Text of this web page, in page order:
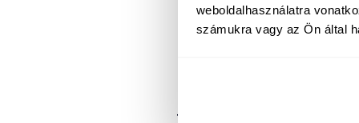
weboldalhasználatra
számukra vagy az Ön által
olyan országért
gondoskodás terhei
családoknak és a
jelent.  Ezért